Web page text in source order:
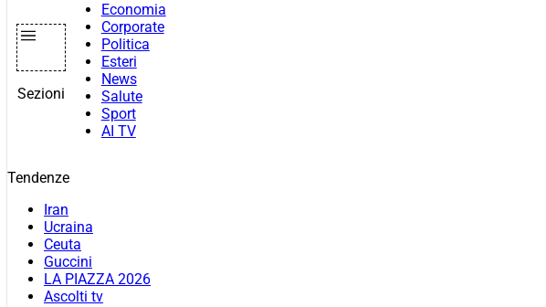
Sezioni
Economia
Corporate
Politica
Esteri
News
Salute
Sport
AI TV
Tendenze
Iran
Ucraina
Ceuta
Guccini
LA PIAZZA 2026
Ascolti tv